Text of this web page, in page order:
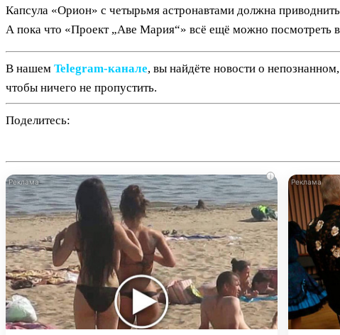
Капсула «Орион» с четырьмя астронавтами должна
А пока что «Проект „Аве Мария“» всё ещё можно посмотреть
В нашем Telegram‑канале, вы найдёте новости о
чтобы ничего не пропустить.
Поделитесь:
i